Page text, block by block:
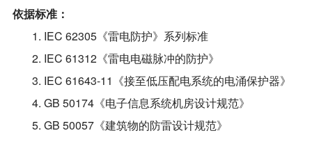
依据标准：
1. IEC 62305《雷电防护》系列标准
2. IEC 61312《雷电电磁脉冲的防护》
3. IEC 61643-11《接至低压配电系统的电涌保护器》
4. GB 50174《电子信息系统机房设计规范》
5. GB 50057《建筑物的防雷设计规范》